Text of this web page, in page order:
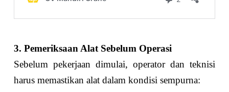
3. Pemeriksaan Alat Sebelum Operasi
Sebelum pekerjaan dimulai, operator dan teknisi
harus memastikan alat dalam kondisi sempurna: